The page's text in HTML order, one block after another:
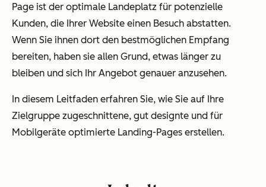
Page ist der optimale Landeplatz für potenzielle
Kunden, die Ihrer Website einen Besuch abstatten.
Wenn Sie ihnen dort den bestmöglichen Empfang
bereiten, haben sie allen Grund, etwas länger zu
bleiben und sich Ihr Angebot genauer anzusehen.
In diesem Leitfaden erfahren Sie, wie Sie auf Ihre
Zielgruppe zugeschnittene, gut designte und für
Mobilgeräte optimierte Landing-Pages erstellen.